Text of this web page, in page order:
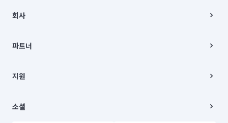
00019 |
주소 | 본사: 서울특별시 종로구 율곡로 6(중학동, 트윈트리빌딩) B동 5층
컨택센터 : 서울특별시 종로구 수송동 율곡로 24, 7층, 8층 미소
상품, 상품정보, 거래에 관한 의무와 책임은 거래당사자에게 있습니다.
언론 보도 관련 문의:
© 유한회사 미소. Miso, Inc. All Rights Reserved.
회사
채용
파트너
이사
지원
이용약관
소셜